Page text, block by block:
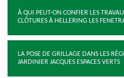
À QUI PEUT-ON CONFIER LES
CLÔTURES À HELLERING LES
LA POSE DE GRILLAGE DANS LES
JARDINIER JACQUES ESPACES VERTS